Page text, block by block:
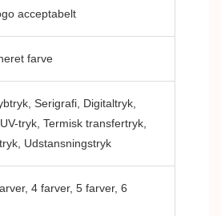
acceptabelt
farve
Serigrafi, Digitaltryk,
tryk, Termisk transfertryk,
Udstansningstryk
4 farver, 5 farver, 6